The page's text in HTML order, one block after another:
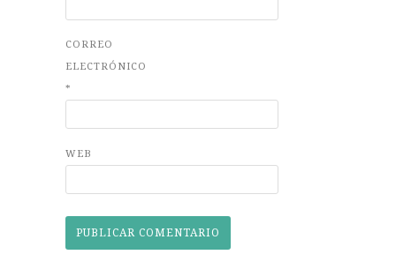
CORREO
ELECTRÓNICO
*
WEB